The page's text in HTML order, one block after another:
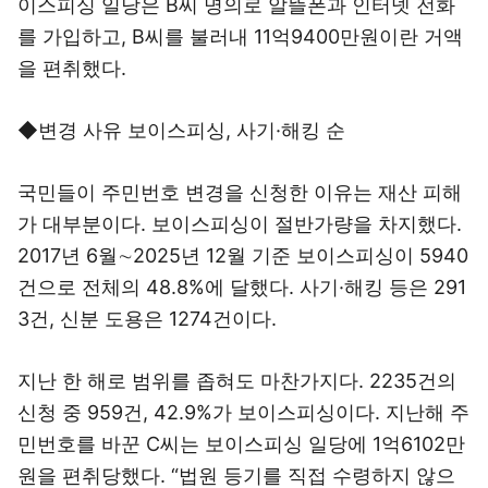
이스피싱 일당은 B씨 명의로 알뜰폰과 인터넷 전화
를 가입하고, B씨를 불러내 11억9400만원이란 거액
을 편취했다.
◆변경 사유 보이스피싱, 사기·해킹 순
국민들이 주민번호 변경을 신청한 이유는 재산 피해
가 대부분이다. 보이스피싱이 절반가량을 차지했다.
2017년 6월∼2025년 12월 기준 보이스피싱이 5940
건으로 전체의 48.8%에 달했다. 사기·해킹 등은 291
3건, 신분 도용은 1274건이다.
지난 한 해로 범위를 좁혀도 마찬가지다. 2235건의
신청 중 959건, 42.9%가 보이스피싱이다. 지난해 주
민번호를 바꾼 C씨는 보이스피싱 일당에 1억6102만
원을 편취당했다. “법원 등기를 직접 수령하지 않으